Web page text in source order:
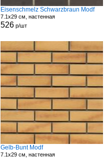
Eisenschmelz Schwarzbraun Modf
7.1x29 см, настенная
526 р/шт
Gelb-Bunt Modf
7.1x29 см, настенная